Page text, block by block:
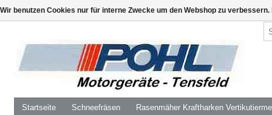
Startseite Schneefräsen Rasenmäher Kraftharken
Wir benutzen Cookies nur für interne Zwecke um den Webshop zu